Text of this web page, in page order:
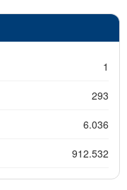
1
293
6.036
912.532